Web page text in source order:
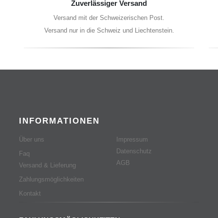
Zuverlässiger Versand
Versand mit der Schweizerischen Post.
Versand nur in die Schweiz und Liechtenstein.
INFORMATIONEN
Über uns
Faq
Versand & Lieferung
Zahlungsmöglichkeiten
Kontakt
Impressum
Datenschutz
AGB